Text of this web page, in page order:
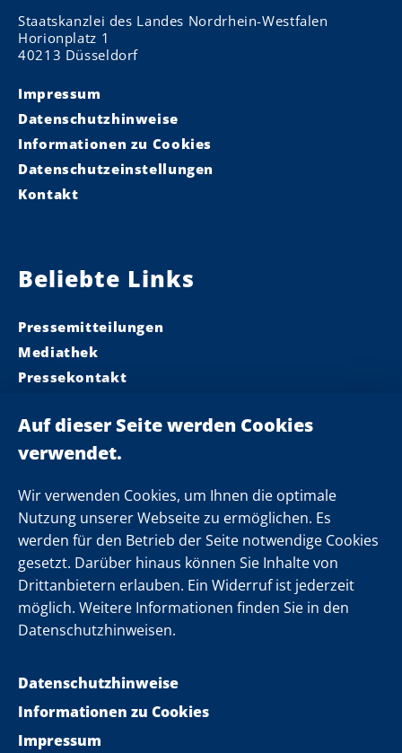
Wir verwenden Cookies, um Ihnen die optimale
Nutzung unserer Webseite zu ermöglichen. Es
werden für den Betrieb der Seite notwendige Cookies
gesetzt. Darüber hinaus können Sie Inhalte von
Drittanbietern erlauben. Ein Widerruf ist jederzeit
möglich. Weitere Informationen finden Sie in den
Datenschutzhinweisen.
Datenschutzhinweise
Impressum
Informationen zu Cookies
Staatskanzlei des Landes Nordrhein-Westfalen
Horionplatz 1
40213 Düsseldorf
Impressum
Datenschutzhinweise
Informationen zu Cookies
Datenschutzeinstellungen
Kontakt
Beliebte Links
Pressemitteilungen
Mediathek
Pressekontakt
Landeskabinett
Einsamkeit
Folgen Sie uns